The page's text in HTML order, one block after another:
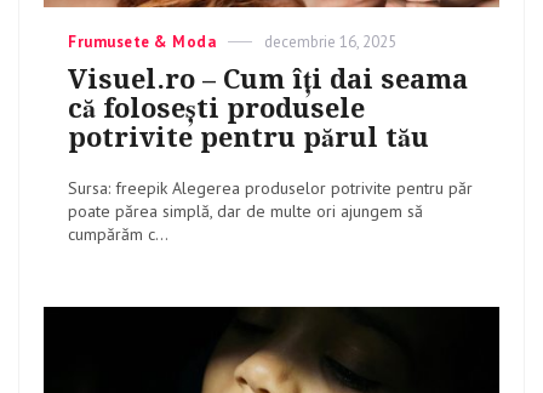
Categories
Frumusete & Moda
Posted
decembrie 16, 2025
Visuel.ro – Cum îți dai seama
că folosești produsele
potrivite pentru părul tău
Sursa: freepik Alegerea produselor potrivite pentru păr
poate părea simplă, dar de multe ori ajungem să
cumpărăm c...